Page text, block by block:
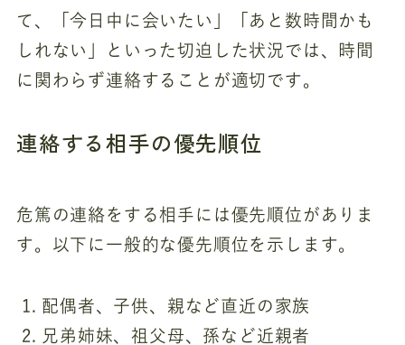
て、「今日中に会いたい」「あと数時間かも
しれない」といった切迫した状況では、時間
に関わらず連絡することが適切です。
連絡する相手の優先順位
危篤の連絡をする相手には優先順位がありま
す。以下に一般的な優先順位を示します。
配偶者、子供、親など直近の家族
兄弟姉妹、祖父母、孫など近親者